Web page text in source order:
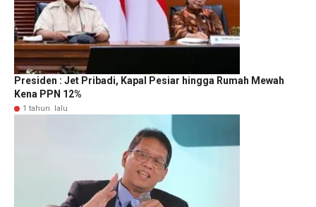
Presiden : Jet Pribadi, Kapal Pesiar hingga Rumah Mewah
Kena PPN 12%
1 tahun lalu